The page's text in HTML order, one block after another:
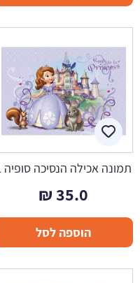
תמונה אכילה הנסיכה סופיה 1
35.0
₪
הוספה לסל